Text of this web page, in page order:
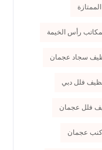
الممتازة
رأس الخيمة
سجاد عجمان
فلل دبي
فلل عجمان
عجمان